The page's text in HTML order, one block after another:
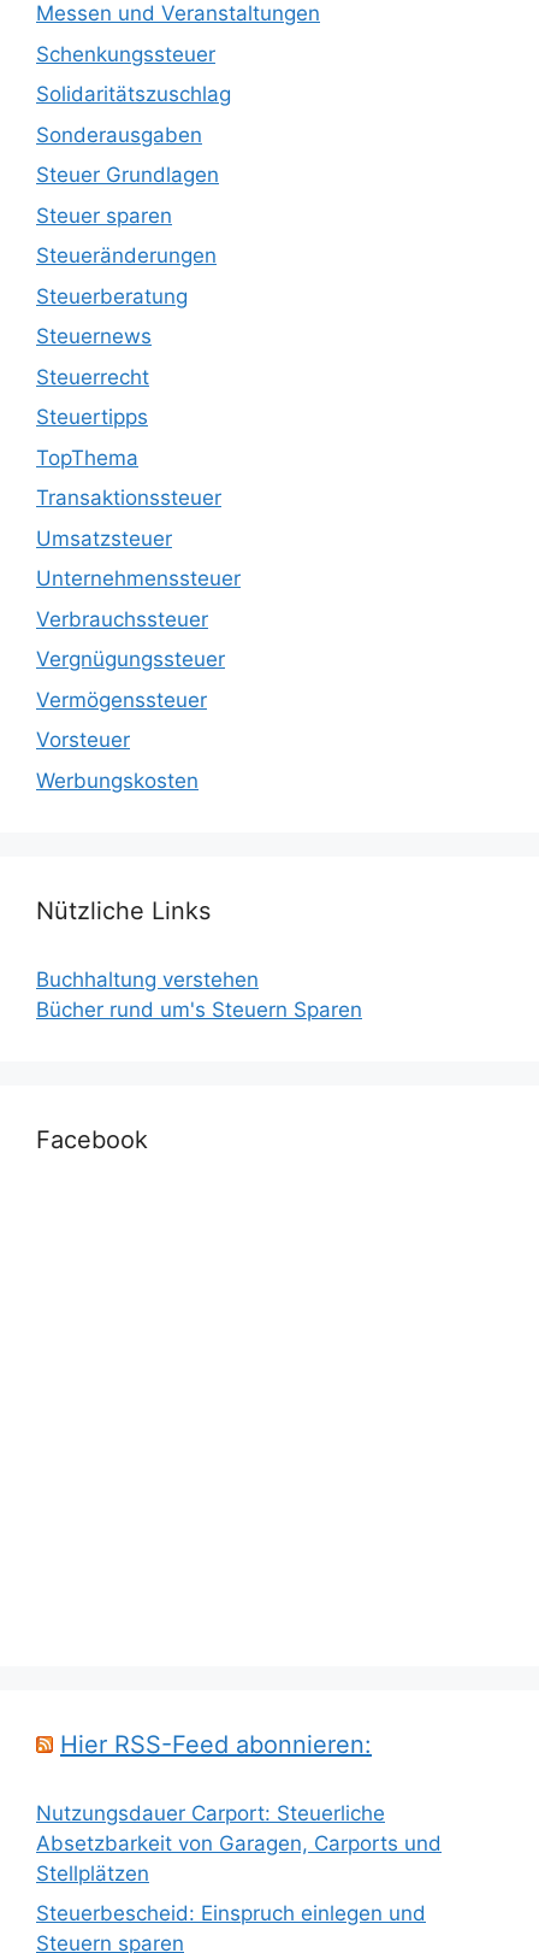
Messen und Veranstaltungen
Schenkungssteuer
Solidaritätszuschlag
Sonderausgaben
Steuer Grundlagen
Steuer sparen
Steueränderungen
Steuerberatung
Steuernews
Steuerrecht
Steuertipps
TopThema
Transaktionssteuer
Umsatzsteuer
Unternehmenssteuer
Verbrauchssteuer
Vergnügungssteuer
Vermögenssteuer
Vorsteuer
Werbungskosten
Nützliche Links
Buchhaltung verstehen
Bücher rund um's Steuern Sparen
Facebook
Hier RSS-Feed abonnieren:
Nutzungsdauer Carport: Steuerliche
Absetzbarkeit von Garagen, Carports und
Stellplätzen
Steuerbescheid: Einspruch einlegen und
Steuern sparen